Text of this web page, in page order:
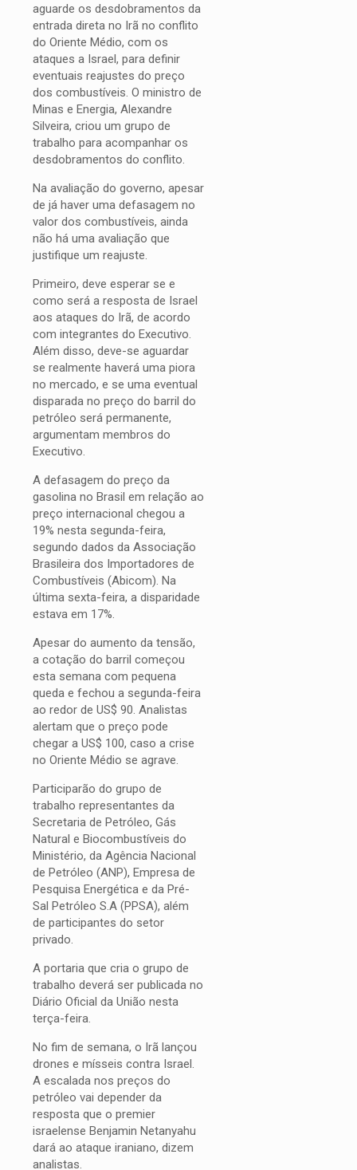
aguarde os desdobramentos da
entrada direta no Irã no conflito
do Oriente Médio, com os
ataques a Israel, para definir
eventuais reajustes do preço
dos combustíveis. O ministro de
Minas e Energia, Alexandre
Silveira, criou um grupo de
trabalho para acompanhar os
desdobramentos do conflito.
Na avaliação do governo, apesar
de já haver uma defasagem no
valor dos combustíveis, ainda
não há uma avaliação que
justifique um reajuste.
Primeiro, deve esperar se e
como será a resposta de Israel
aos ataques do Irã, de acordo
com integrantes do Executivo.
Além disso, deve-se aguardar
se realmente haverá uma piora
no mercado, e se uma eventual
disparada no preço do barril do
petróleo será permanente,
argumentam membros do
Executivo.
A defasagem do preço da
gasolina no Brasil em relação ao
preço internacional chegou a
19% nesta segunda-feira,
segundo dados da Associação
Brasileira dos Importadores de
Combustíveis (Abicom). Na
última sexta-feira, a disparidade
estava em 17%.
Apesar do aumento da tensão,
a cotação do barril começou
esta semana com pequena
queda e fechou a segunda-feira
ao redor de US$ 90. Analistas
alertam que o preço pode
chegar a US$ 100, caso a crise
no Oriente Médio se agrave.
Participarão do grupo de
trabalho representantes da
Secretaria de Petróleo, Gás
Natural e Biocombustíveis do
Ministério, da Agência Nacional
de Petróleo (ANP), Empresa de
Pesquisa Energética e da Pré-
Sal Petróleo S.A (PPSA), além
de participantes do setor
privado.
A portaria que cria o grupo de
trabalho deverá ser publicada no
Diário Oficial da União nesta
terça-feira.
No fim de semana, o Irã lançou
drones e mísseis contra Israel.
A escalada nos preços do
petróleo vai depender da
resposta que o premier
israelense Benjamin Netanyahu
dará ao ataque iraniano, dizem
analistas.